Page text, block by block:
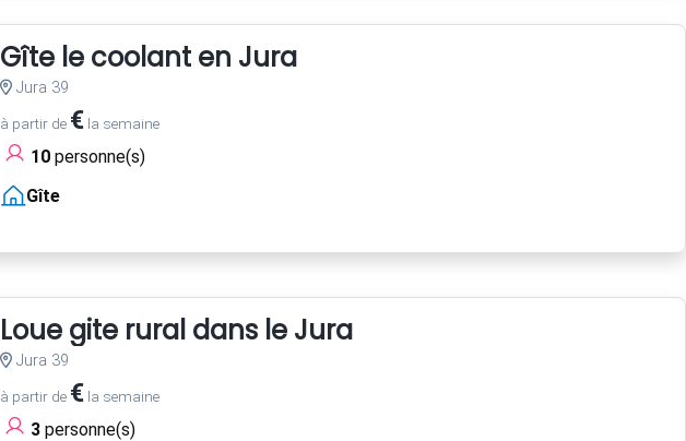
Gîte le coolant en Jura
Jura 39
à partir de €la semaine
10personne(s)
Gîte
Loue gite rural dans le Jura
Jura 39
à partir de €la semaine
3personne(s)